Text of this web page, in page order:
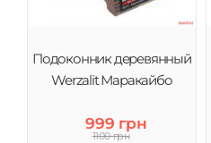
Подоконник деревянный
Werzalit Маракайбо
999 грн
1100 грн